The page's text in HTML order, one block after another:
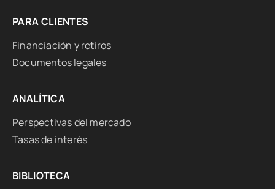
PARA CLIENTES
Financiación y retiros
Documentos legales
ANALÍTICA
Perspectivas del mercado
Tasas de interés
BIBLIOTECA